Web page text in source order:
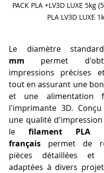
PACK PLA +LV3D LUXE 5kg
PLA LV3D LUXE
Le diamètre
mm permet
impressions précises
tout en assurant une
et une alimentation
l'imprimante 3D.
une qualité
le filament PLA
français permet de
pièces détaillées et
adaptées à divers